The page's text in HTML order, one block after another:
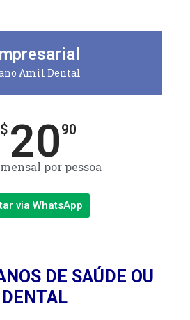
Amil Dental
2090
por pessoa
via WhatsApp
DE SAÚDE OU
DENTAL